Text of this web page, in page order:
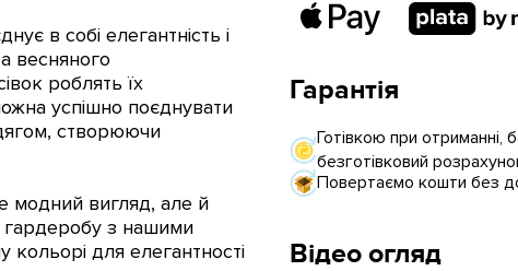
Гарантія
Готівкою при отриманні,
безготівковий
Повертаємо кошти без
Відео огляд
в собі елегантність і
весняного
роблять їх
успішно поєднувати
створюючи
модний вигляд, але й
гардеробу з нашими
для елегантності